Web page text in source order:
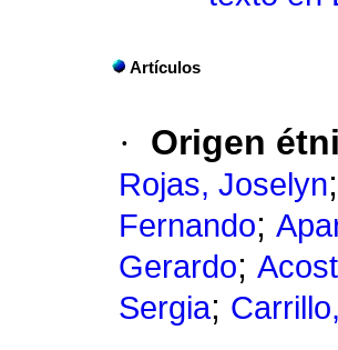
Artículos
· Origen
Rojas, Joselyn;
Fernando;
Gerardo;
Sergia;